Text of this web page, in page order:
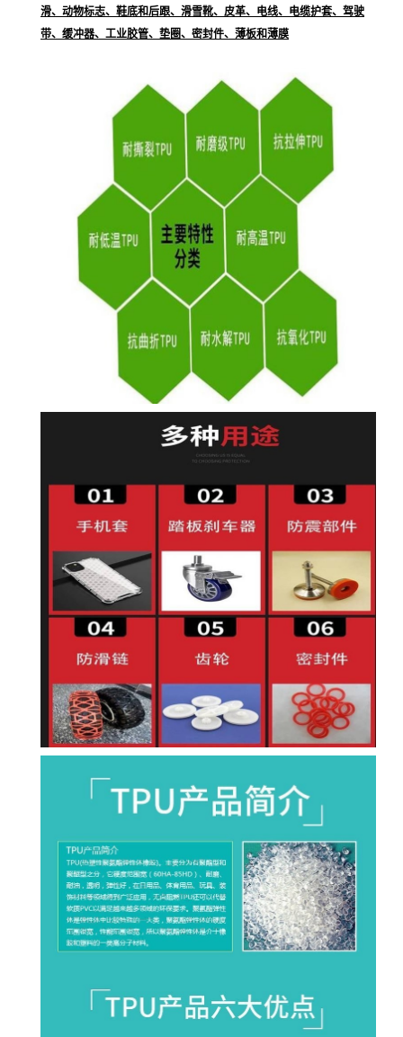
滑、动物标志、鞋底和后跟、滑雪靴、皮革、电线、电缆护套、驾驶
带、缓冲器、工业胶管、垫圈、密封件、薄板和薄膜